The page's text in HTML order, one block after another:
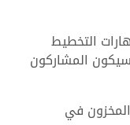
التخطيط
سيكون المشاركون
في